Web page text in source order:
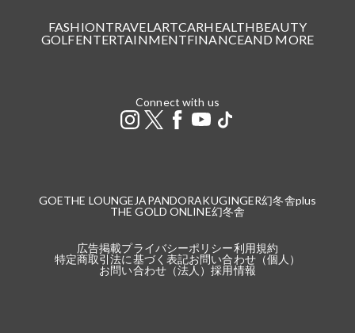
FASHIONTRAVELARTCARHEALTHBEAUTY
GOLFENTERTAINMENTFINANCEAND MORE
Connect with us
GOETHE LOUNGE JAPANDORAKUGINGER幻冬舎plus
THE GOLD ONLINE幻冬舎
広告掲載プライバシーポリシー利用規約
特定商取引法に基づく表記お問い合わせ（個人）
お問い合わせ（法人）採用情報